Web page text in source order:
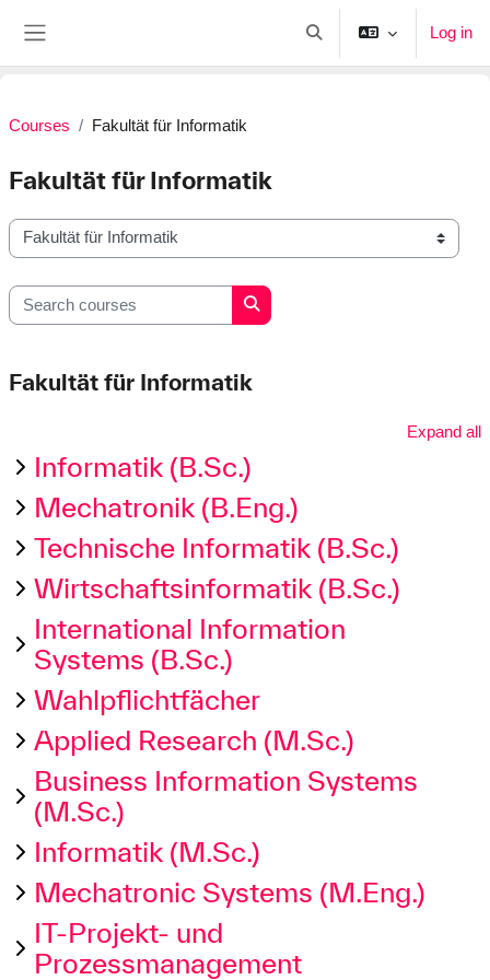
Toggle search input
Log in
Courses Fakultät für Informatik
Fakultät für Informatik
Course categories
Search courses
Search courses
Fakultät für Informatik
Expand all
Informatik (B.Sc.)
Mechatronik (B.Eng.)
Technische Informatik (B.Sc.)
Wirtschaftsinformatik (B.Sc.)
International Information
Systems (B.Sc.)
Wahlpflichtfächer
Applied Research (M.Sc.)
Business Information Systems
(M.Sc.)
Informatik (M.Sc.)
Mechatronic Systems (M.Eng.)
IT-Projekt- und
Prozessmanagement